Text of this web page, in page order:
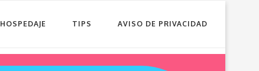
HOSPEDAJE TIPS AVISO DE PRIVACIDAD